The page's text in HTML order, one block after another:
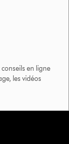
en ligne
les vidéos